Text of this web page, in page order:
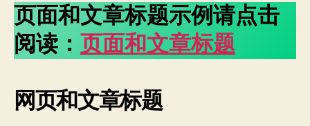
页面和文章标题示例请点击
阅读： 页面和文章标题
网页和文章标题